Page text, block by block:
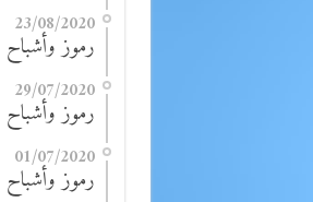
23/08/2020
رموز وأشباح
29/07/2020
رموز وأشباح
01/07/2020
رموز وأشباح